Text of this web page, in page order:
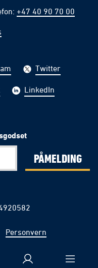
: +47 40 90 70 00
Twitter
LinkedIn
PÅMELDING
Personvern